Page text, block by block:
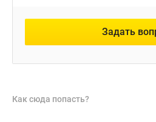
Задать
Как сюда попасть?